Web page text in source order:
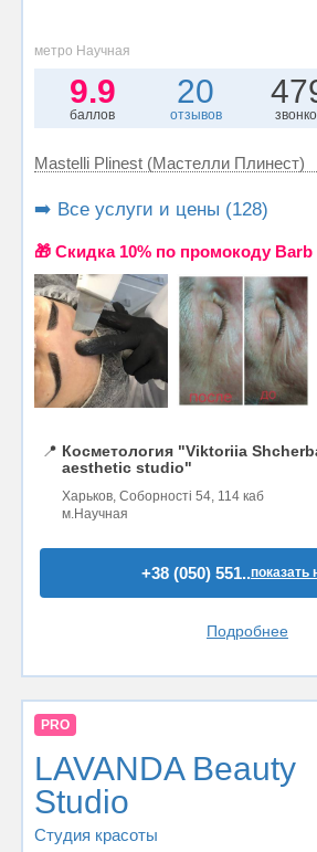
метро Научная
9.9
баллов
20
отзывов
Mastelli Plinest (Мастелли Плинест)
➡️ Все услуги и цены (128)
🎁 Cкидка 10% по промокоду Barb
📍 Косметология "Viktoriia
aesthetic studio"
Харьков, Соборності 54, 114 каб
м.Научная
+38 (050) 551..показать
Подробнее
PRO
LAVANDA Beauty
Studio
Студия красоты